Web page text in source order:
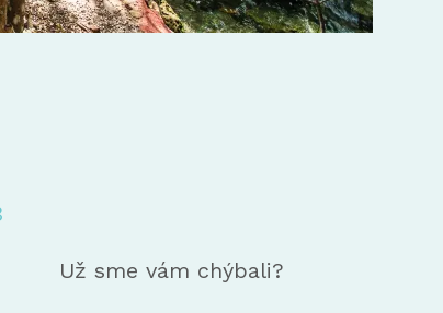
Už sme vám chýbali?